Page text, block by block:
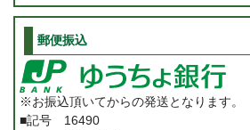
郵便振込
※お振込頂いてからの発送となります。
■記号 16490